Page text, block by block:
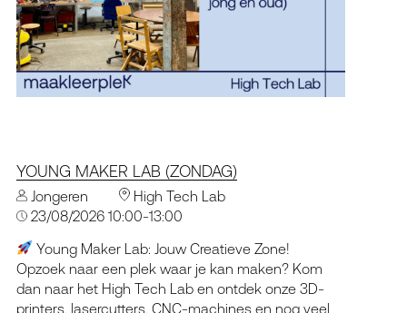
YOUNG MAKER LAB (ZONDAG)
Jongeren
High Tech Lab
23/08/2026 10:00-13:00
Young Maker Lab: Jouw Creatieve Zone!
Opzoek naar een plek waar je kan maken? Kom
dan naar het High Tech Lab en ontdek onze 3D-
printers, lasercutters, CNC-machines en nog veel